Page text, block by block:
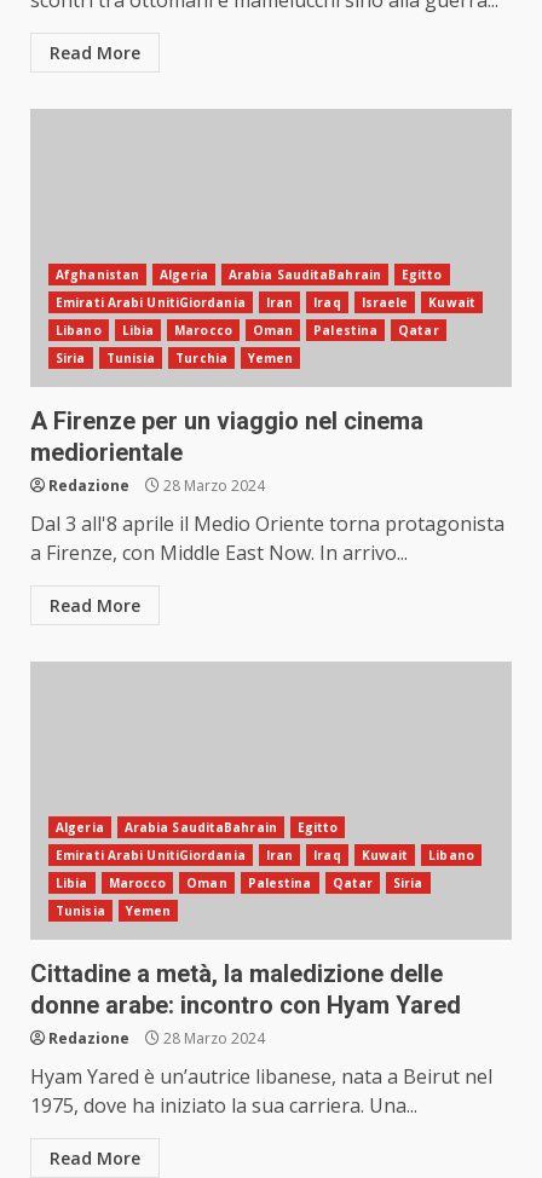
Read More
Afghanistan Algeria Arabia SauditaBahrain
Egitto
Emirati Arabi UnitiGiordania
Iran Iraq Israele
Kuwait
Libano
Libia Marocco Oman Palestina
Qatar
Siria
Tunisia Turchia Yemen
A Firenze per un viaggio nel cinema
mediorientale
Redazione 28 Marzo 2024
Dal 3 all'8 aprile il Medio Oriente torna protagonista
a Firenze, con Middle East Now. In arrivo...
Read More
Algeria Arabia SauditaBahrain
Egitto
Emirati Arabi UnitiGiordania
Iran Iraq Kuwait
Libano
Libia
Marocco Oman Palestina Qatar
Siria
Tunisia
Yemen
Cittadine a metà, la maledizione delle
donne arabe: incontro con Hyam Yared
Redazione 28 Marzo 2024
Hyam Yared è un’autrice libanese, nata a Beirut nel
1975, dove ha iniziato la sua carriera. Una...
Read More